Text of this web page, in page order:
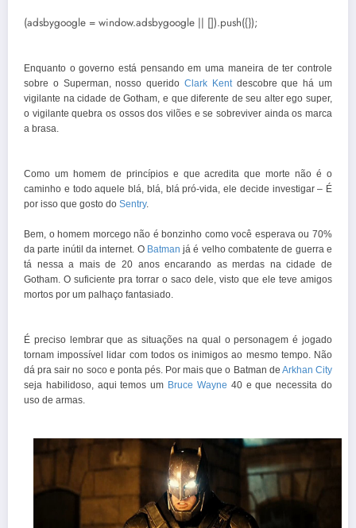
(adsbygoogle = window.adsbygoogle || []).push({});
Enquanto o governo está pensando em uma maneira de ter controle
sobre o Superman, nosso querido Clark Kentdescobre que há um
vigilante na cidade de Gotham, e que diferente de seu alter ego super,
o vigilante quebra os ossos dos vilões e se sobreviver ainda os marca
a brasa.
Como um homem de princípios e que acredita que morte não é o
caminho e todo aquele blá, blá, blá pró-vida, ele decide investigar – É
por isso que gosto do Sentry.
Bem, o homem morcego não é bonzinho como você esperava ou 70%
da parte inútil da internet. O Batman já é velho combatente de guerra e
tá nessa a mais de 20 anos encarando as merdas na cidade de
Gotham. O suficiente pra torrar o saco dele, visto que ele teve amigos
mortos por um palhaço fantasiado.
É preciso lembrar que as situações na qual o personagem é jogado
tornam impossível lidar com todos os inimigos ao mesmo tempo. Não
dá pra sair no soco e ponta pés. Por mais que o Batman de Arkhan City
seja habilidoso, aqui temos um Bruce Wayne 40 e que necessita do
uso de armas.